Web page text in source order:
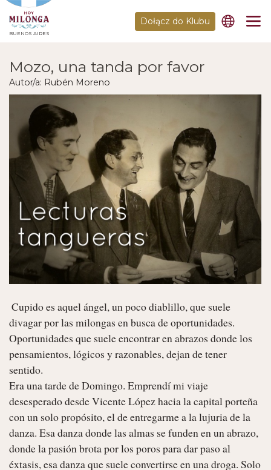
BUENOS AIRES
Dołącz do Klubu
Mozo, una tanda por favor
Autor/a: Rubén Moreno
divagar por las milongas en busca de oportunidades.
Oportunidades que suele encontrar en abrazos donde los
pensamientos, lógicos y razonables, dejan de tener
sentido.
Era una tarde de Domingo. Emprendí mi viaje
desesperado desde Vicente López hacia la capital porteña
con un solo propósito, el de entregarme a la lujuria de la
danza. Esa danza donde las almas se funden en un abrazo,
donde la pasión brota por los poros para dar paso al
éxtasis, esa danza que suele convertirse en una droga. Solo